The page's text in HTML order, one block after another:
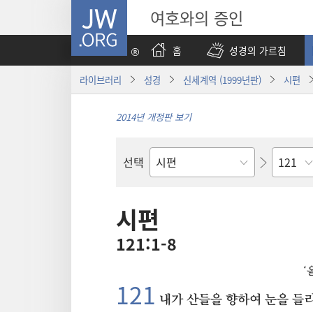
JW.ORG 여호와의 증인
홈
성경의 가르침
라이브러리 성경 신세계역 (1999년판) 시편
2014년 개정판 보기
선택
성경의
장
시편
121:1-8
‘
121⁠ 내가 산들을 향하여 눈을 들